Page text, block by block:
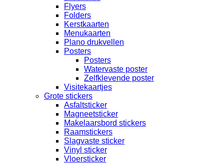
Flyers
Folders
Kerstkaarten
Menukaarten
Plano drukvellen
Posters
Posters
Watervaste poster
Zelfklevende poster
Visitekaartjes
Grote stickers
Asfaltsticker
Magneetsticker
Makelaarsbord stickers
Raamstickers
Slagvaste sticker
Vinyl sticker
Vloersticker